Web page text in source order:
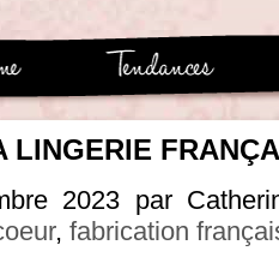
LINGERIE
2023 par
, fabrication